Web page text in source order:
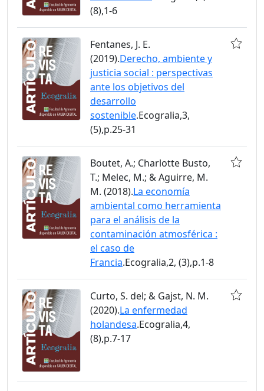
(8),1-6
Fentanes, J. E.
(2019).Derecho, ambiente y
justicia social : perspectivas
ante los objetivos del
desarrollo
sostenible.Ecogralia,3,
(5),p.25-31
Boutet, A.; Charlotte Busto,
T.; Melec, M.; & Aguirre, M.
M. (2018).La economía
ambiental como herramienta
para el análisis de la
contaminación atmosférica :
el caso de
Francia.Ecogralia,2, (3),p.1-8
Curto, S. del; & Gajst, N. M.
(2020).La enfermedad
holandesa.Ecogralia,4,
(8),p.7-17